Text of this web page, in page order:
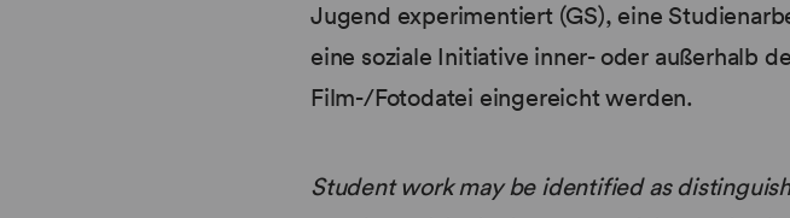
Jugend experimentiert (GS), eine
eine soziale Initiative inner- oder außerhalb
Film-/Fotodatei eingereicht werden.
Student work may be identified as